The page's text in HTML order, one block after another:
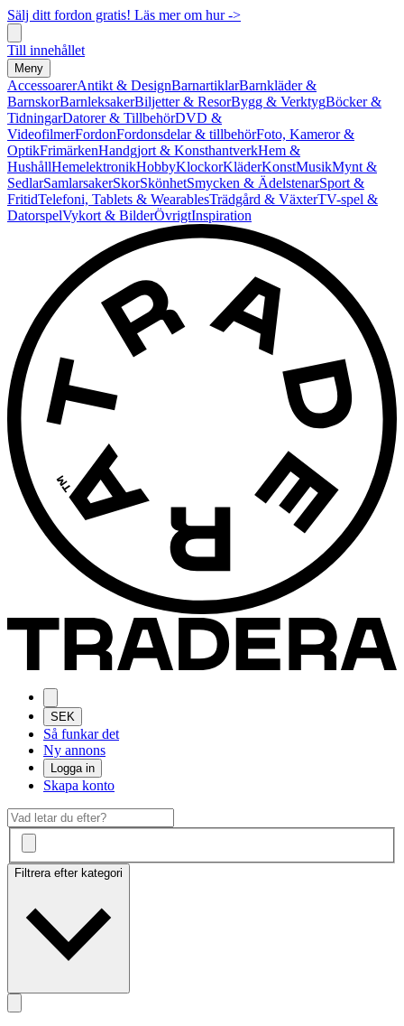
Sälj ditt fordon gratis! Läs mer om hur ->
Till innehållet
Meny
AccessoarerAntikt & DesignBarnartiklarBarnkläder &
BarnskorBarnleksakerBiljetter & ResorBygg & VerktygBöcker &
TidningarDatorer & TillbehörDVD &
VideofilmerFordonFordonsdelar & tillbehörFoto, Kameror &
OptikFrimärkenHandgjort & KonsthantverkHem &
HushållHemelektronikHobbyKlockorKläderKonstMusikMynt &
SedlarSamlarsakerSkorSkönhetSmycken & ÄdelstenarSport &
FritidTelefoni, Tablets & WearablesTrädgård & VäxterTV-spel &
DatorspelVykort & BilderÖvrigtInspiration
SEK
Så funkar det
Ny annons
Logga in
Skapa konto
Filtrera efter kategori